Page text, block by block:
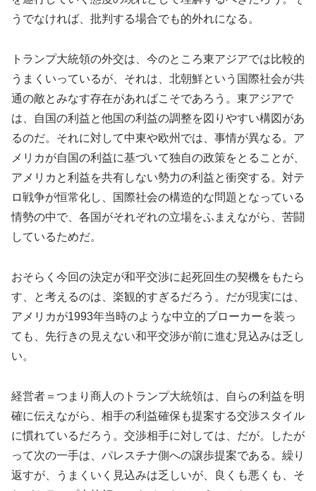
うでなければ、批判する場合でも的外れになる。
トランプ大統領の外交は、今のところ東アジアでは比較的
うまくいっているが、それは、北朝鮮という国際社会が共
通の敵とみなす存在があればこそであろう。東アジアで
は、自国の利益と他国の利益の調整を図りやすい構図があ
るのだ。それに対して中東や欧州では、事情が異なる。ア
メリカが自国の利益に基づいて独自の政策をとることが、
アメリカと利益を共有しない勢力の利益と衝突する。対テ
ロ戦争が恒常化し、国際社会の構造的な問題となっている
情勢の中で、各国がそれぞれの立場をふまえながら、苦闘
しているためだ。
おそらく今回の決定が和平交渉に起死回生の契機をもたら
す、と考えるのは、楽観的すぎるだろう。だが現実には、
アメリカが1993年当時のような中立的ブローカーを装っ
ても、先行きの見えない和平交渉が前に進む見込みは乏し
い。
経営者＝つまり商人のトランプ大統領は、自らの利益を明
確に伝えながら、相手の利益確保も提案する交渉スタイル
に慣れているだろう。交渉相手に対しては、だが。したが
って次の一手は、パレスチナ側への譲歩提案である。繰り
返すが、うまくいく見込みは乏しいが、良くも悪くも、そ